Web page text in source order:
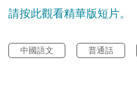
請按此觀看精華版短片。
中國語文 普通話